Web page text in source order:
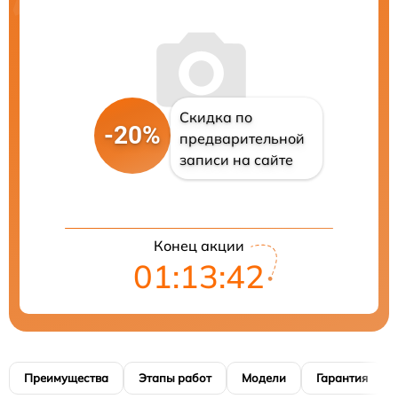
-20%
Скидка по
предварительной
записи на сайте
Конец акции
01:13:42
Преимущества Этапы работ Модели Гарантия